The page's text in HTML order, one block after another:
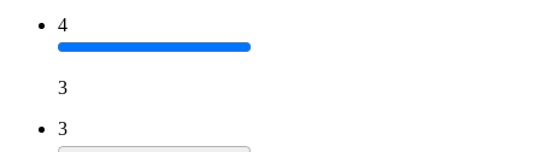
4
3
3